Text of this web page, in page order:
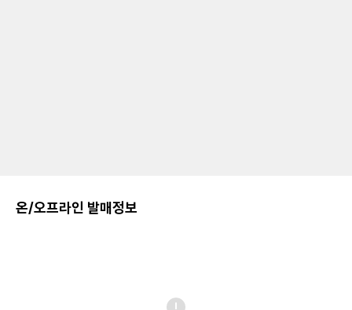
온/오프라인 발매정보